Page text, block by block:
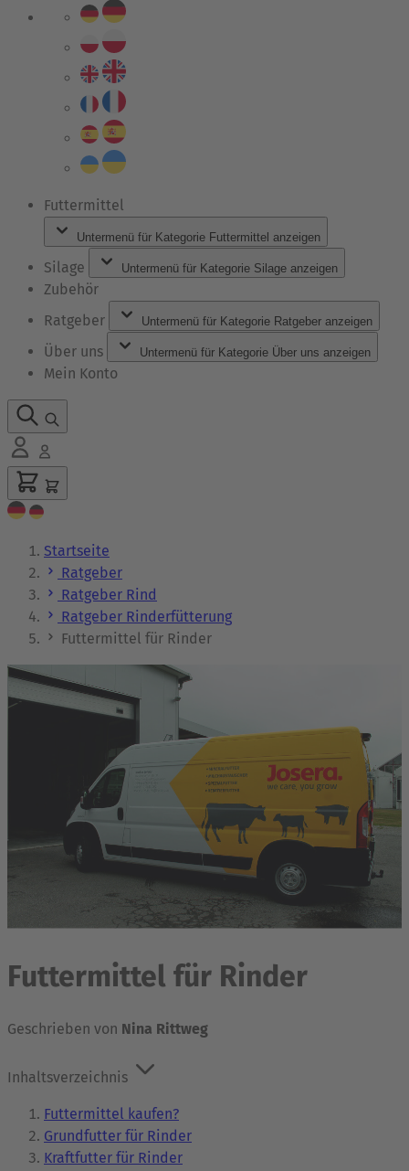
Futtermittel
Untermenü für Kategorie Futtermittel anzeigen
Silage Untermenü für Kategorie Silage anzeigen
Zubehör
Ratgeber
Untermenü für Kategorie Ratgeber anzeigen
Über uns Untermenü für Kategorie Über uns anzeigen
Mein Konto
Startseite
Ratgeber
Ratgeber Rind
Ratgeber Rinderfütterung
Futtermittel für Rinder
Futtermittel für Rinder
Geschrieben von Nina Rittweg
Inhaltsverzeichnis
Futtermittel kaufen?
Grundfutter für Rinder
Kraftfutter für Rinder